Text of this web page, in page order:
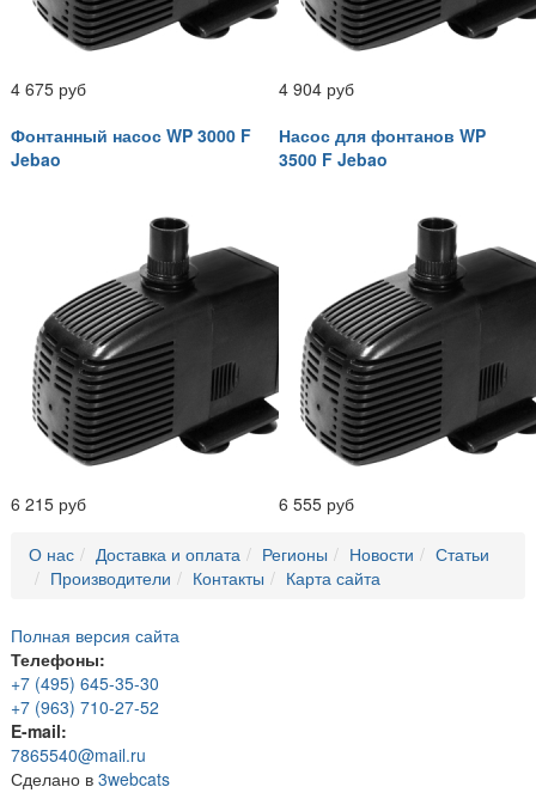
4 675 руб
4 904 руб
Фонтанный насос WP 3000 F
Jebao
6 215 руб
Насос для фонтанов WP
3500 F Jebao
6 555 руб
О нас Доставка и оплата Регионы Новости
Статьи
Производители
Контакты Карта сайта
Полная версия сайта
Телефоны:
+7 (495) 645-35-30
+7 (963) 710-27-52
E-mail:
7865540@mail.ru
Сделано в 3webcats